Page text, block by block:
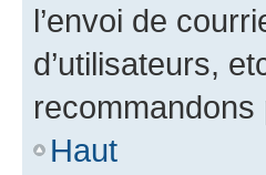
l’envoi de
d’utilisateurs,
Haut